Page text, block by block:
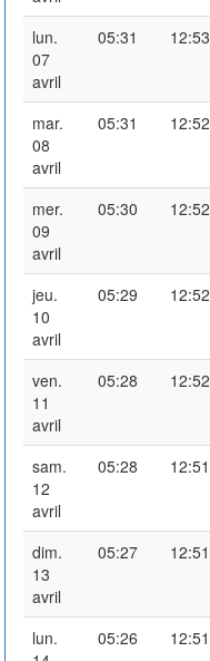
lun.
07
avril
05:31 12:53
mar.
08
avril
05:31 12:52
mer.
09
avril
05:30 12:52
jeu.
10
avril
05:29 12:52
ven.
11
avril
05:28 12:52
sam.
12
avril
05:28 12:51
dim.
13
avril
05:27 12:51
lun.
05:26 12:51